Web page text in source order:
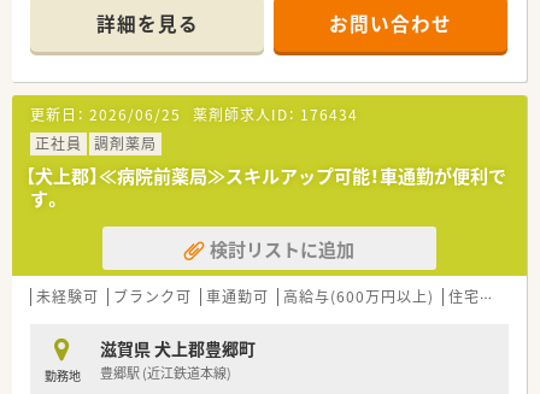
100枚応需しています
■薬剤師は常勤4名とパート5名が在籍しており、手厚い人員体
制で業務にあたっています
【法人特徴について】
■滋賀県内に12店舗の調剤薬局を展開し、地域に密着した医療
サービスを提供しています
■大手調剤薬局グループの一員であり、安定した経営基盤と充実
した福利厚生が魅力です
個別面談を実施しています
【求人情報について】
■ご経験や年齢を考慮の上、年収500万円から600万円の範囲で
■借上社宅制度や選択型福利厚生制度など、大手グループならで
はの充実した福利厚生があります
■年間休日は124日と多く、プライベートの時間もしっかりと確
詳細を見る お問い合わせ
更新日： 2026/06/25 薬剤師求人ID： 176434
正社員
調剤薬局
【犬上郡】≪病院前薬局≫スキルアップ可能！車通勤が便利で
す。
検討リストに追加
未経験可 ブランク可 車通勤可 高給与(600万円以上) 住宅補助(手当)あり
勤務地
滋賀県 犬上郡豊郷町
豊郷駅 (近江鉄道本線)